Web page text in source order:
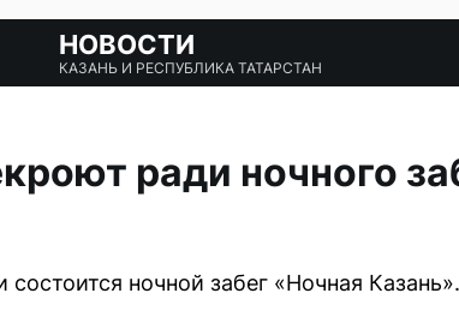
НОВОСТИ
КАЗАНЬ И РЕСПУБЛИКА ТАТАРСТАН
ради ночного
ночной забег «Ночная Казань».